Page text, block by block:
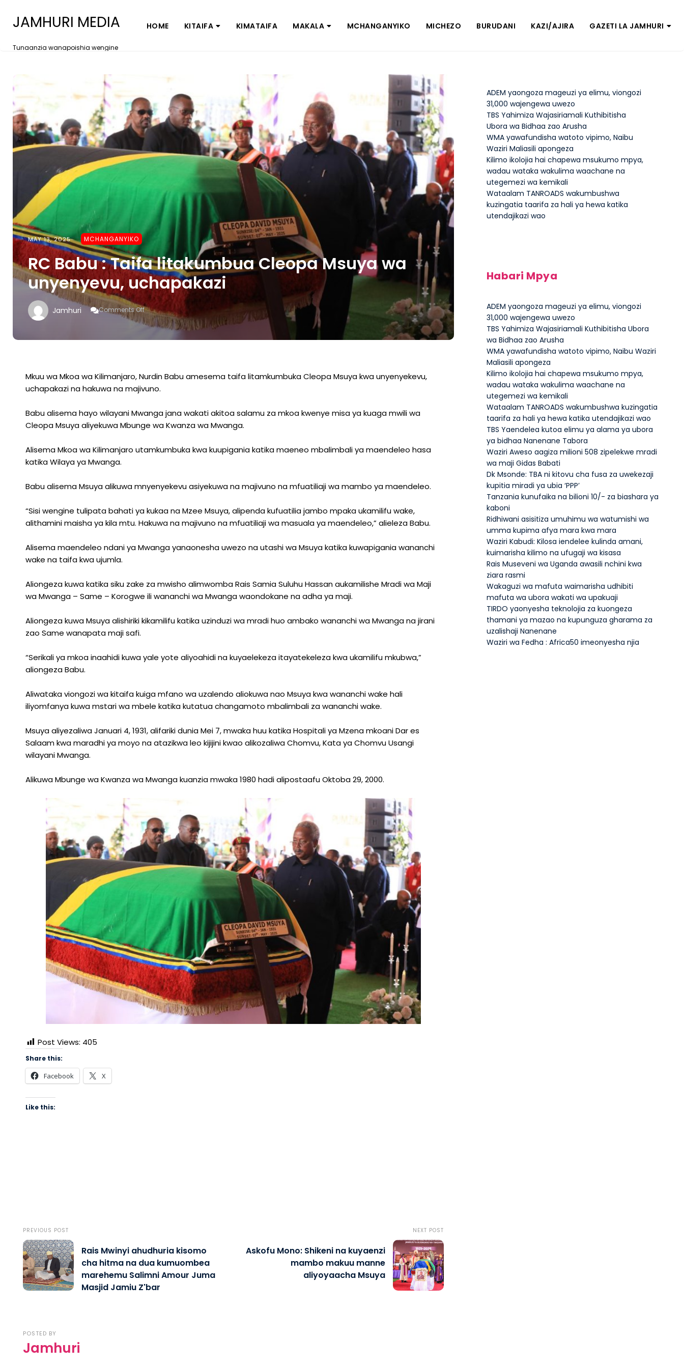
JAMHURI MEDIA
Tunaanzia wanapoishia wengine
HOME KITAIFA KIMATAIFA MAKALA MCHANGANYIKO MICHEZO BURUDANI KAZI/AJIRA GAZETI LA JAMHURI
MAY 13, 2025 MCHANGANYIKO
RC Babu : Taifa litakumbua Cleopa Msuya wa
unyenyevu, uchapakazi
Jamhuri Comments Off
On
RC
Babu
Msuya
Wa
Unyenyevu,
Mkuu wa Mkoa wa Kilimanjaro, Nurdin Babu amesema taifa litamkumbuka Cleopa Msuya kwa unyenyekevu,
uchapakazi na hakuwa na majivuno.
Babu alisema hayo wilayani Mwanga jana wakati akitoa salamu za mkoa kwenye misa ya kuaga mwili wa
Cleopa Msuya aliyekuwa Mbunge wa Kwanza wa Mwanga.
Alisema Mkoa wa Kilimanjaro utamkumbuka kwa kuupigania katika maeneo mbalimbali ya maendeleo hasa
katika Wilaya ya Mwanga.
Babu alisema Msuya alikuwa mnyenyekevu asiyekuwa na majivuno na mfuatiliaji wa mambo ya maendeleo.
“Sisi wengine tulipata bahati ya kukaa na Mzee Msuya, alipenda kufuatilia jambo mpaka ukamilifu wake,
alithamini maisha ya kila mtu. Hakuwa na majivuno na mfuatiliaji wa masuala ya maendeleo,” alieleza Babu.
Alisema maendeleo ndani ya Mwanga yanaonesha uwezo na utashi wa Msuya katika kuwapigania wananchi
wake na taifa kwa ujumla.
Aliongeza kuwa katika siku zake za mwisho alimwomba Rais Samia Suluhu Hassan aukamilishe Mradi wa Maji
wa Mwanga – Same – Korogwe ili wananchi wa Mwanga waondokane na adha ya maji.
Aliongeza kuwa Msuya alishiriki kikamilifu katika uzinduzi wa mradi huo ambako wananchi wa Mwanga na jirani
zao Same wanapata maji safi.
“Serikali ya mkoa inaahidi kuwa yale yote aliyoahidi na kuyaelekeza itayatekeleza kwa ukamilifu mkubwa,”
aliongeza Babu.
Aliwataka viongozi wa kitaifa kuiga mfano wa uzalendo aliokuwa nao Msuya kwa wananchi wake hali
iliyomfanya kuwa mstari wa mbele katika kutatua changamoto mbalimbali za wananchi wake.
Msuya aliyezaliwa Januari 4, 1931, alifariki dunia Mei 7, mwaka huu katika Hospitali ya Mzena mkoani Dar es
Salaam kwa maradhi ya moyo na atazikwa leo kijijini kwao alikozaliwa Chomvu, Kata ya Chomvu Usangi
wilayani Mwanga.
Alikuwa Mbunge wa Kwanza wa Mwanga kuanzia mwaka 1980 hadi alipostaafu Oktoba 29, 2000.
Post Views: 405
Share this:
Facebook X
Like this:
PREVIOUS POST
Rais Mwinyi ahudhuria kisomo
cha hitma na dua kumuombea
marehemu Salimni Amour Juma
Masjid Jamiu Z'bar
NEXT POST
Askofu Mono: Shikeni na kuyaenzi
mambo makuu manne
aliyoyaacha Msuya
POSTED BY
Jamhuri
ADEM yaongoza mageuzi ya elimu, viongozi
31,000 wajengewa uwezo
TBS Yahimiza Wajasiriamali Kuthibitisha
Ubora wa Bidhaa zao Arusha
WMA yawafundisha watoto vipimo, Naibu
Waziri Maliasili apongeza
Kilimo ikolojia hai chapewa msukumo mpya,
wadau wataka wakulima waachane na
utegemezi wa kemikali
Wataalam TANROADS wakumbushwa
kuzingatia taarifa za hali ya hewa katika
utendajikazi wao
Habari Mpya
ADEM yaongoza mageuzi ya elimu, viongozi
31,000 wajengewa uwezo
TBS Yahimiza Wajasiriamali Kuthibitisha Ubora
wa Bidhaa zao Arusha
WMA yawafundisha watoto vipimo, Naibu Waziri
Maliasili apongeza
Kilimo ikolojia hai chapewa msukumo mpya,
wadau wataka wakulima waachane na
utegemezi wa kemikali
Wataalam TANROADS wakumbushwa kuzingatia
taarifa za hali ya hewa katika utendajikazi wao
TBS Yaendelea kutoa elimu ya alama ya ubora
ya bidhaa Nanenane Tabora
Waziri Aweso aagiza milioni 508 zipelekwe mradi
wa maji Gidas Babati
Dk Msonde: TBA ni kitovu cha fusa za uwekezaji
kupitia miradi ya ubia ‘PPP’
Tanzania kunufaika na bilioni 10/- za biashara ya
kaboni
Ridhiwani asisitiza umuhimu wa watumishi wa
umma kupima afya mara kwa mara
Waziri Kabudi: Kilosa iendelee kulinda amani,
kuimarisha kilimo na ufugaji wa kisasa
Rais Museveni wa Uganda awasili nchini kwa
ziara rasmi
Wakaguzi wa mafuta waimarisha udhibiti
mafuta wa ubora wakati wa upakuaji
TIRDO yaonyesha teknolojia za kuongeza
thamani ya mazao na kupunguza gharama za
uzalishaji Nanenane
Waziri wa Fedha : Africa50 imeonyesha njia